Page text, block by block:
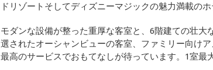
ドリゾートそしてディズニーマジックの魅力満載のホ
モダンな設備が整った重厚な客室と、6階建ての壮大
選されたオーシャンビューの客室、ファミリー向け
最高のサービスでおもてなしが待っています。1室最